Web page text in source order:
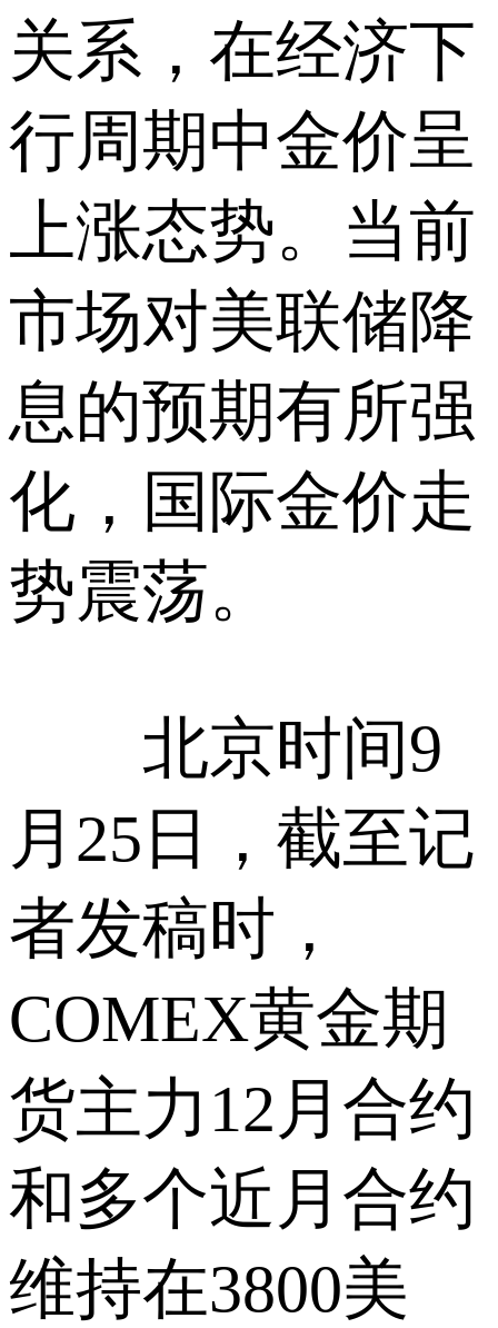
关系，在经济下
行周期中金价呈
上涨态势。当前
市场对美联储降
息的预期有所强
化，国际金价走
势震荡。
北京时间9
月25日，截至记
者发稿时，
COMEX黄金期
货主力12月合约
和多个近月合约
维持在3800美